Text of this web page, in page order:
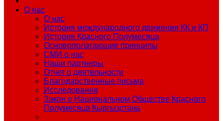
О нас
О нас
История международного движения КК и КП
История Красного Полумесяца
Основополагающие принципы
СМИ о нас
Наши партнеры
Отчет о деятельности
Благодарственные письма
Исследования
Закон о Национальном Обществе Красного
Полумесяца Кыргызстана